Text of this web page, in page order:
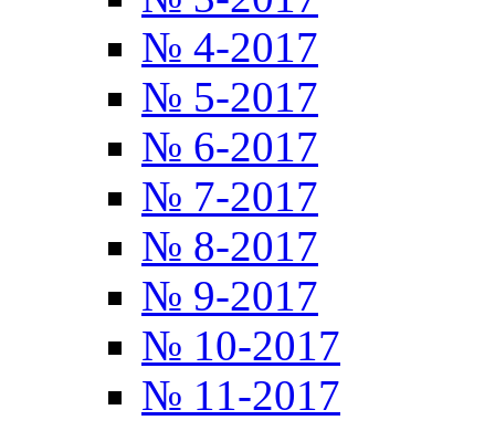
№ 4-2017
№ 5-2017
№ 6-2017
№ 7-2017
№ 8-2017
№ 9-2017
№ 10-2017
№ 11-2017